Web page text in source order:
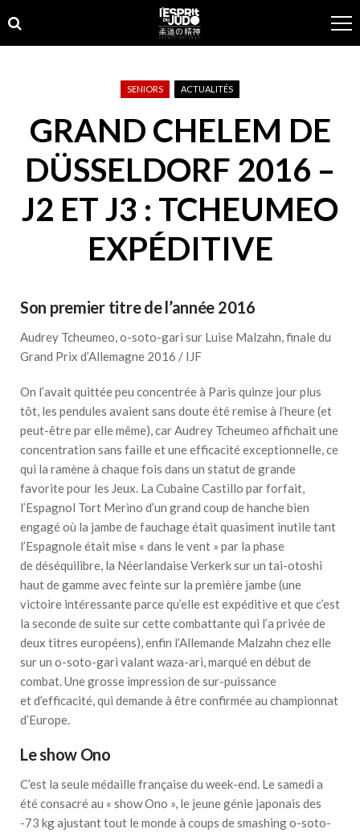
to
navigation
to
content
SENIORS ACTUALITÉS
GRAND CHELEM DE
DÜSSELDORF 2016 –
J2 ET J3 : TCHEUMEO
EXPÉDITIVE
Son premier titre de l’année 2016
Audrey Tcheumeo, o-soto-gari sur Luise Malzahn, finale du
Grand Prix d’Allemagne 2016 / IJF
On l’avait quittée peu concentrée à Paris quinze jour plus
tôt, les pendules avaient sans doute été remise à l’heure (et
peut-être par elle même), car Audrey Tcheumeo affichait une
concentration sans faille et une efficacité exceptionnelle, ce
qui la ramène à chaque fois dans un statut de grande
favorite pour les Jeux. La Cubaine Castillo par forfait,
l’Espagnol Tort Merino d’un grand coup de hanche bien
engagé où la jambe de fauchage était quasiment inutile tant
l’Espagnole était mise « dans le vent » par la phase
de déséquilibre, la Néerlandaise Verkerk sur un tai-otoshi
haut de gamme avec feinte sur la première jambe (une
victoire intéressante parce qu’elle est expéditive et que c’est
la seconde de suite sur cette combattante qui l’a privée de
deux titres européens), enfin l’Allemande Malzahn chez elle
sur un o-soto-gari valant waza-ari, marqué en début de
combat. Une grosse impression de sur-puissance
et d’efficacité, qui demande à être confirmée au championnat
d’Europe.
Le show Ono
C’est la seule médaille française du week-end. Le samedi a
été consacré au « show Ono », le jeune génie japonais des
-73 kg ajustant tout le monde à coups de smashing o-soto-